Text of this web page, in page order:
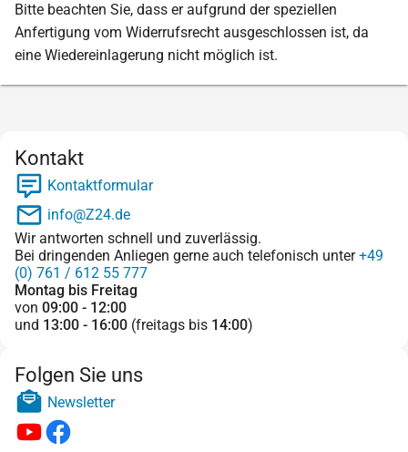
Bitte beachten Sie, dass er aufgrund der speziellen
Anfertigung vom Widerrufsrecht ausgeschlossen ist, da
eine Wiedereinlagerung nicht möglich ist.
Kontakt
Kontaktformular
info@Z24.de
Wir antworten schnell und zuverlässig.
Bei dringenden Anliegen gerne auch telefonisch unter+49
(0) 761 / 612 55 777
Montag bis Freitag
von 09:00 - 12:00
und 13:00 - 16:00 (freitags bis 14:00)
Folgen Sie uns
Newsletter